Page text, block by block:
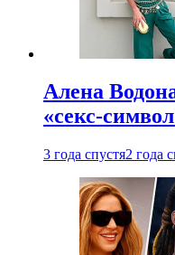
Алена
«секс-
3 года спустя2 года